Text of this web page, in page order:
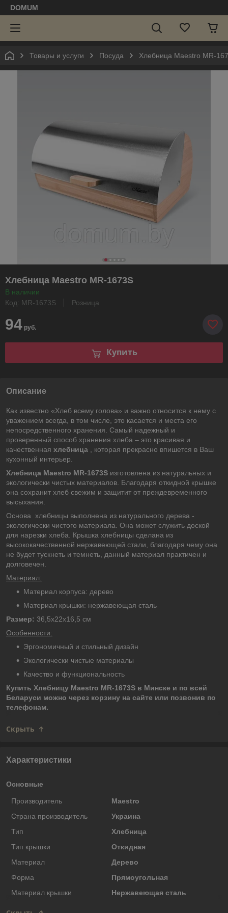
DOMUM
Товары и услуги Посуда Хлебница Maestro MR-
Хлебница Maestro MR-1673S
В наличии
Код: MR-1673S
Розница
94 руб.
Купить
Описание
Как известно «Хлеб всему голова» и важно относится к нему с
уважением всегда, в том числе, это касается и места его
непосредственного хранения. Самый надежный и
проверенный способ хранения хлеба – это красивая и
качественная хлебница
, которая прекрасно впишется в Ваш
кухонный интерьер.
Хлебница Maestro MR-1673S изготовлена из натуральных и
экологически чистых материалов. Благодаря откидной крышке
она сохранит хлеб свежим и защитит от преждевременного
высыхания.
Основа хлебницы выполнена из натурального дерева -
экологически чистого материала. Она может служить доской
для нарезки хлеба. Крышка хлебницы сделана из
высококачественной нержавеющей стали, благодаря чему она
не будет тускнеть и темнеть, данный материал практичен и
долговечен.
Материал:
Материал корпуса: дерево
Материал крышки: нержавеющая сталь
Размер: 36,5х22х16,5 см
Особенности:
Эргономичный и стильный дизайн
Экологически чистые материалы
Качество и функциональность
Купить Хлебницу Maestro MR-1673S в Минске и по всей
Беларуси можно через корзину на сайте или позвонив по
телефонам.
Скрыть
Характеристики
Основные
Производитель
Maestro
Страна производитель
Украина
Тип
Хлебница
Тип крышки
Откидная
Материал
Дерево
Форма
Прямоугольная
Материал крышки
Нержавеющая сталь